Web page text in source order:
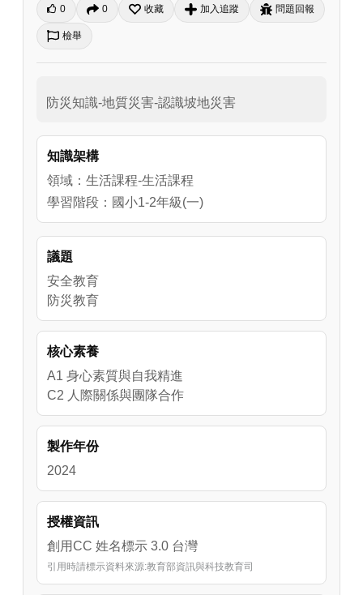
0 0 收藏 加入追蹤 問題回報
檢舉
防災知識-地質災害-認識坡地災害
知識架構
領域：生活課程-生活課程
學習階段：國小1-2年級(一)
議題
安全教育
防災教育
核心素養
A1 身心素質與自我精進
C2 人際關係與團隊合作
製作年份
2024
授權資訊
創用CC 姓名標示 3.0 台灣
引用時請標示資料來源:教育部資訊與科技教育司